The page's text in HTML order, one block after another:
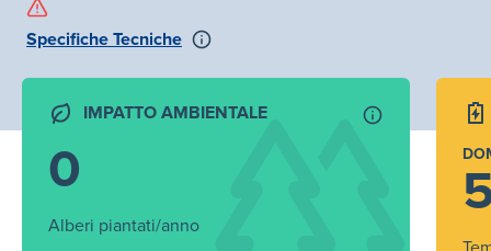
Specifiche Tecniche
IMPATTO AMBIENTALE
0
Alberi piantati/anno